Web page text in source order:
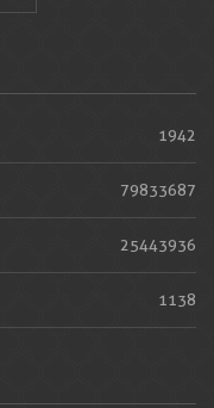
1942
79833687
25443936
1138